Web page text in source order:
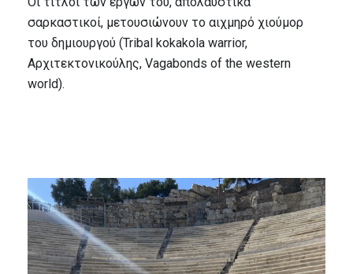
σαρκαστικοί, μετουσιώνουν το αιχμηρό χιούμορ
του δημιουργού (Tribal kokakola warrior,
Αρχιτεκτονικούλης, Vagabonds of the western
world).